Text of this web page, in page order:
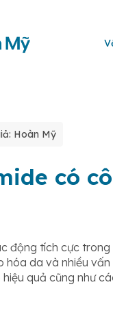
Hoàn Mỹ
có
động tích cực
hóa da và nhiều
quả cũng như